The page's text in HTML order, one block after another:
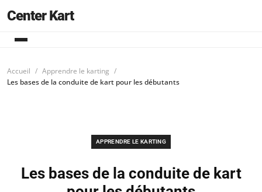
Center Kart
Accueil
Apprendre le karting
Les bases de la conduite de kart pour les débutants
APPRENDRE LE KARTING
Les bases de la conduite de kart